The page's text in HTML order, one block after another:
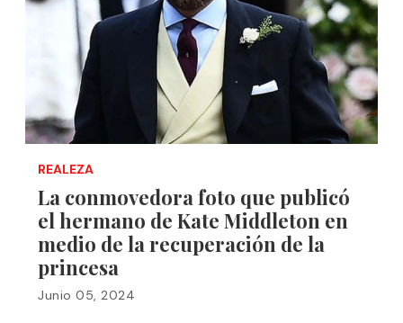
REALEZA
La conmovedora foto que publicó
el hermano de Kate Middleton en
medio de la recuperación de la
princesa
Junio 05, 2024